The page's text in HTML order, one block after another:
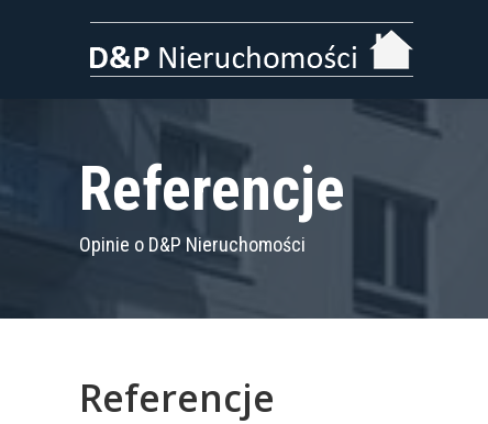
Referencje
Opinie o D&P Nieruchomości
Referencje